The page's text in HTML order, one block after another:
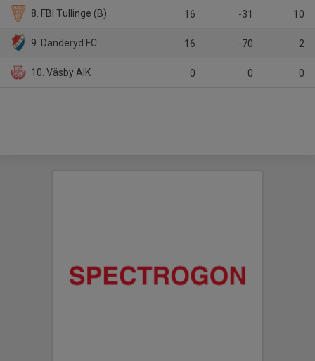
8. FBI Tullinge (B) 16 -31 10
9. Danderyd FC 16 -70 2
10. Väsby AIK 0 0 0